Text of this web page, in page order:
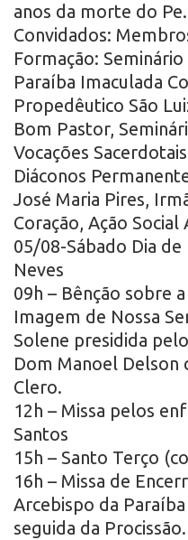
anos da morte do
Convidados:
Formação:
Paraíba Imaculada
Propedêutico São
Bom Pastor,
Vocações
Diáconos
José Maria Pires,
Coração, Ação Social
05/08-Sábado Dia de
Neves
09h – Bênção sobre
Imagem de Nossa
Solene presidida
Dom Manoel Delson
Clero.
12h – Missa pelos
Santos
15h – Santo Terço
16h – Missa de
Arcebispo da
seguida da Procissão.